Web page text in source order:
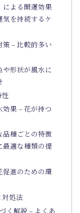
よる開運効果
を持続するケ
– 比較的多い
形状が風水に
果 – 花が持つ
品種ごとの特徴
最適な種類の提
促進のための環
処法
く解説 – よくあ